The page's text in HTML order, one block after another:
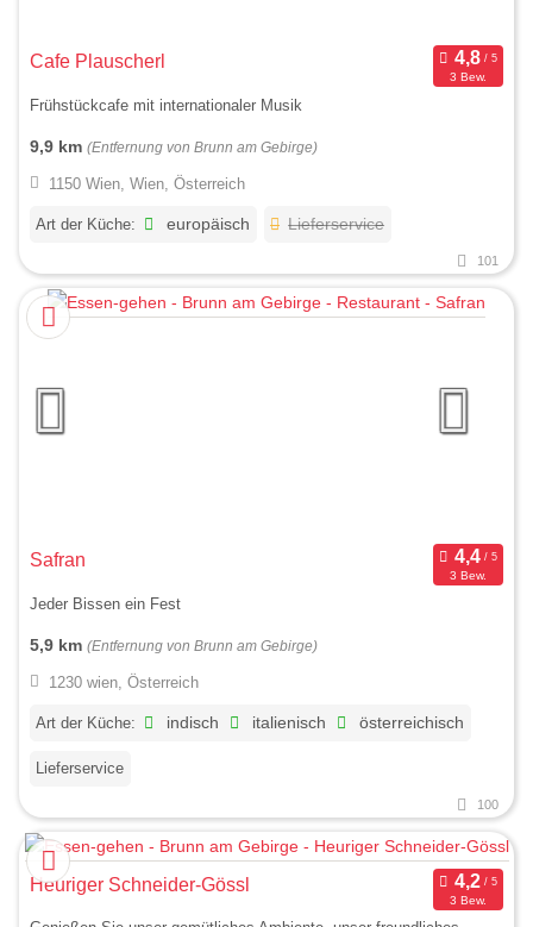
Cafe Plauscherl
3 Bew.
Frühstückcafe mit internationaler Musik
9,9 km (Entfernung von Brunn am Gebirge)
1150 Wien, Wien, Österreich
Art der Küche: europäisch Lieferservice
101
Safran
3 Bew.
Jeder Bissen ein Fest
5,9 km (Entfernung von Brunn am Gebirge)
1230 wien, Österreich
Art der Küche: indisch italienisch österreichisch
Lieferservice
100
Heuriger Schneider-Gössl
3 Bew.